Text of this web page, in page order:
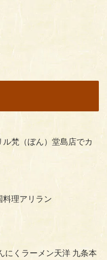
ル梵（ぼん）堂島店でカ
料理アリラン
にくラーメン天洋 九条本